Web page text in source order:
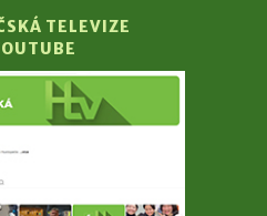
TELEVIZE